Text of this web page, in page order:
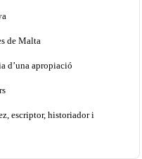
de Malta
d’una apropiació
escriptor, historiador i